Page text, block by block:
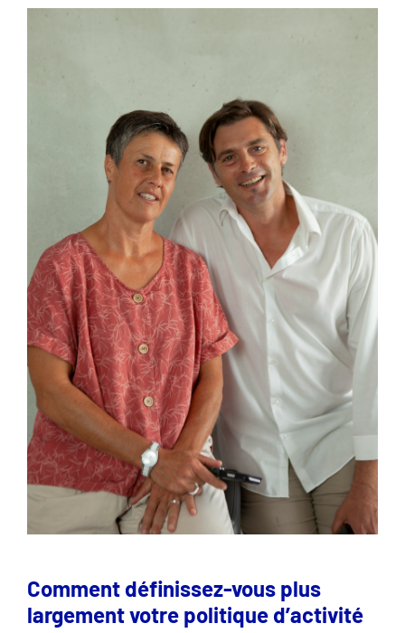
Comment définissez-vous plus
largement votre politique d’activité